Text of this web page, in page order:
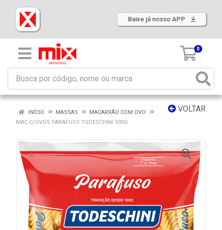
Baixe já nosso APP
0
VOLTAR
INÍCIO MASSAS
MACARRÃO COM OVO
MAC.C/OVOS PARAFUSO TODESCHINI 500G